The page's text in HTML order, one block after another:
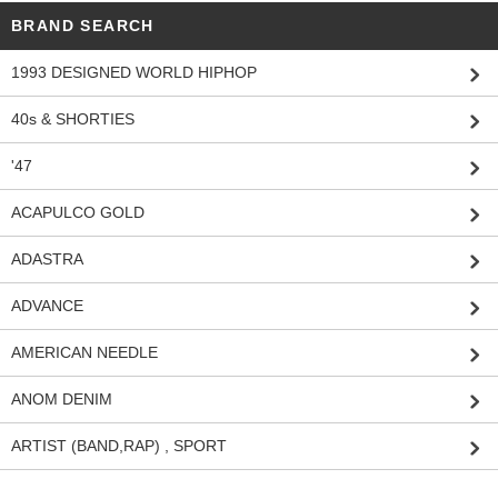
BRAND SEARCH
1993 DESIGNED WORLD HIPHOP
40s & SHORTIES
'47
ACAPULCO GOLD
ADASTRA
ADVANCE
AMERICAN NEEDLE
ANOM DENIM
ARTIST (BAND,RAP) , SPORT